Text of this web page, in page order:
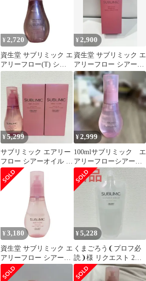
¥ 2,720
資生堂 サブリミック エ
アリーフロー(T) シア
ーオイル 100mL
¥2,900
資生堂 サブリミック エ
アリーフロー シアーオ
イル 100ml
¥5,299
サブリミック エアリー
フロー シアーオイル T
100mL 2本セット 資生
堂
¥2,999
100mlサブリミック エ
アリーフローシアーオ
イルT
¥ 3,180
資生堂 サブリミック エ
アリーフロー シアーオ
イル (T) h 100ml サロン
専売 美容室専売 トリー
¥5,228
くまごろう❨プロフ必
読❩様 リクエスト 2点
まとめ商品